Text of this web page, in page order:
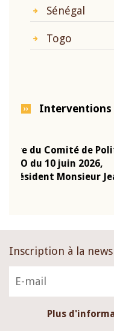
Sénégal
Togo
Interventions
Allocution
Monétaire de la
prononcée par
Inscription à la
Plus